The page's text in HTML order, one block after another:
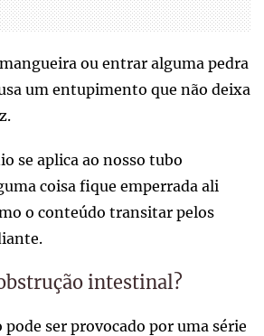
ou entrar alguma pedra
um entupimento que não deixa
se aplica ao nosso tubo
coisa fique emperrada ali
o conteúdo transitar pelos
intestinal?
ser provocado por uma série